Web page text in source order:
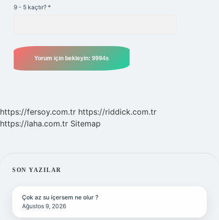
9 - 5 kaçtır? *
https://fersoy.com.tr https://riddick.com.tr
https://laha.com.tr Sitemap
SIDEBAR
SON YAZILAR
Çok az su içersem ne olur ?
Ağustos 9, 2026